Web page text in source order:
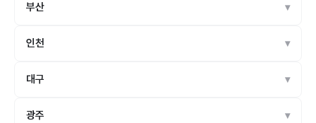
부산
인천
대구
광주